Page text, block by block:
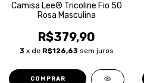
Camisa Lee® Tricoline Fio 50
Rosa Masculina
R$379,90
3 x de R$126,63 sem juros
COMPRAR